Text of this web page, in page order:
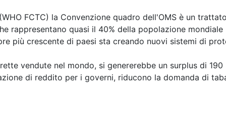
FCTC) la Convenzione quadro dell'OMS è un
rappresentano quasi il 40% della popolazione
più crescente di paesi sta creando nuovi sistemi di
vendute nel mondo, si genererebbe un surplus di
di reddito per i governi, riducono la domanda di